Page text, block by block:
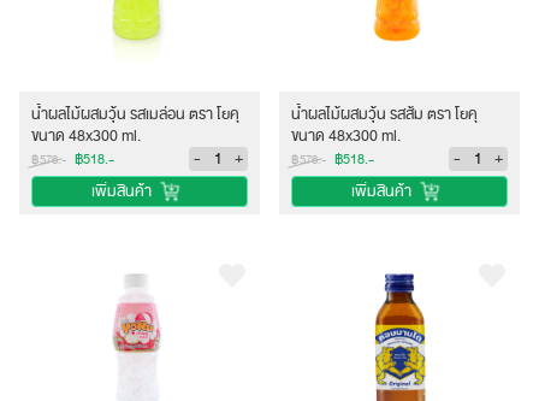
น้ำผลไม้ผสมวุ้น รสเมล่อน ตรา โยคุ
ขนาด 48x300 ml.
฿576.- ฿518.- -
+
เพิ่มสินค้า
น้ำผลไม้ผสมวุ้น รสส้ม ตรา โยคุ
ขนาด 48x300 ml.
฿576.- ฿518.- -
+
เพิ่มสินค้า